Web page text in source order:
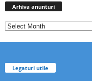
Arhiva anunturi
Legaturi utile